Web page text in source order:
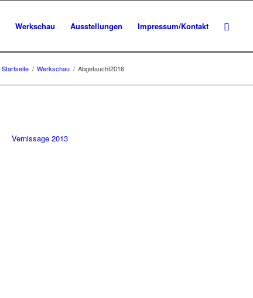
Werkschau Ausstellungen Impressum/Kontakt
Startseite / Werkschau / Abgetaucht2016
Vernissage 2013